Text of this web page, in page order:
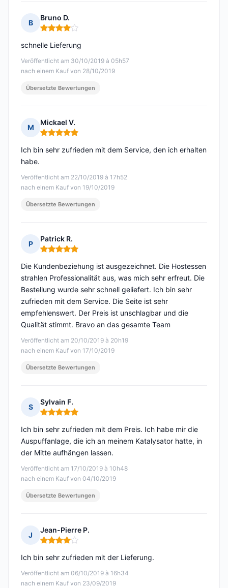
B
Bruno D.
Hinweis: 4 von 5
Veröffentlicht am 30/10/2019 à 05h57
nach einem Kauf von 28/10/2019
schnelle Lieferung
Übersetzte Bewertungen
M
Mickael V.
Hinweis: 5 von 5
Veröffentlicht am 22/10/2019 à 17h52
nach einem Kauf von 19/10/2019
Ich bin sehr zufrieden mit dem Service, den ich erhalten
habe.
Übersetzte Bewertungen
P
Patrick R.
Hinweis: 5 von 5
Veröffentlicht am 20/10/2019 à 20h19
nach einem Kauf von 17/10/2019
Die Kundenbeziehung ist ausgezeichnet. Die Hostessen
strahlen Professionalität aus, was mich sehr erfreut. Die
Bestellung wurde sehr schnell geliefert. Ich bin sehr
zufrieden mit dem Service. Die Seite ist sehr
empfehlenswert. Der Preis ist unschlagbar und die
Qualität stimmt. Bravo an das gesamte Team
Übersetzte Bewertungen
S
Sylvain F.
Hinweis: 5 von 5
Veröffentlicht am 17/10/2019 à 10h48
nach einem Kauf von 04/10/2019
Ich bin sehr zufrieden mit dem Preis. Ich habe mir die
Auspuffanlage, die ich an meinem Katalysator hatte, in
der Mitte aufhängen lassen.
Übersetzte Bewertungen
J
Jean-Pierre P.
Hinweis: 4 von 5
Veröffentlicht am 06/10/2019 à 16h34
nach einem Kauf von 23/09/2019
Ich bin sehr zufrieden mit der Lieferung.